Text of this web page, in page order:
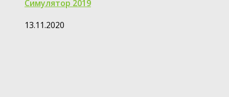
Симулятор 2019
13.11.2020